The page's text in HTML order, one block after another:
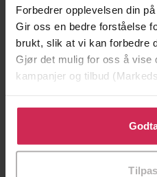
Forbedrer opplevelsen din
Gir oss en bedre forståelse
brukt, slik at vi kan forbedre
Gjør det mulig for oss å vise
kampanjer og tilbud
Klikk på «Godta alle» for å
bruke cookies for alle disse
tilpasse ditt samtykke til
Jo Nesbø